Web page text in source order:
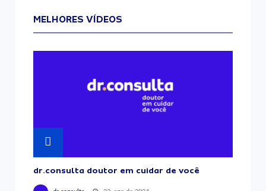
MELHORES VÍDEOS
dr.consulta doutor em cuidar de você